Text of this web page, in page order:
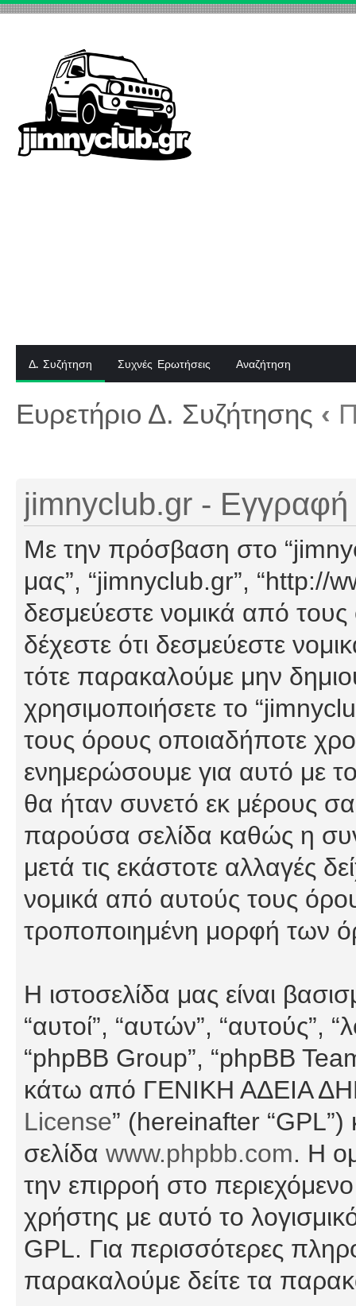
Δ. Συζήτηση Συχνές Ερωτήσεις Αναζήτηση
Ευρετήριο Δ. Συζήτησης ‹
jimnyclub.gr - Εγγραφή
Με την πρόσβαση στο
μας”, “jimnyclub.gr”, “http://
δεσμεύεστε νομικά από
δέχεστε ότι δεσμεύεστε
τότε παρακαλούμε μην
χρησιμοποιήσετε το
τους όρους οποιαδήποτε
ενημερώσουμε για αυτό με
θα ήταν συνετό εκ μέρους
παρούσα σελίδα καθώς η
μετά τις εκάστοτε αλλαγές
νομικά από αυτούς τους
τροποποιημένη μορφή των
Η ιστοσελίδα μας είναι
“αυτοί”, “αυτών”, “αυτούς”,
“phpBB Group”, “phpBB
κάτω από ΓΕΝΙΚΗ ΑΔΕΙΑ
License” (hereinafter “GPL”)
σελίδα www.phpbb.com. Η
την επιρροή στο
χρήστης με αυτό το
GPL. Για περισσότερες
παρακαλούμε δείτε τα